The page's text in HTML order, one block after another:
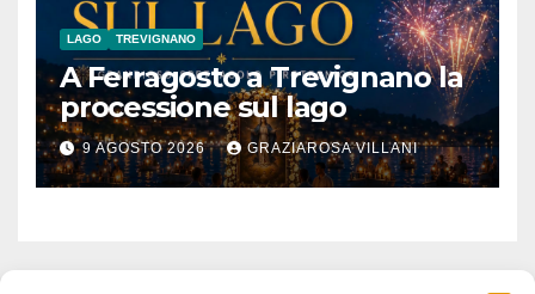
LAGO TREVIGNANO
A Ferragosto a Trevignano la
processione sul lago
9 AGOSTO 2026 GRAZIAROSA VILLANI